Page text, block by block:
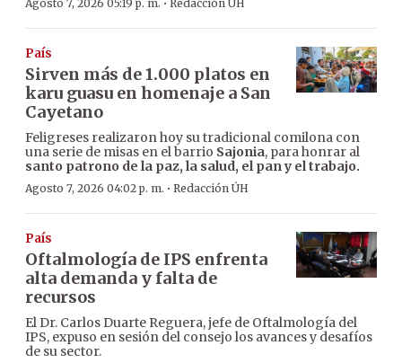
Agosto 7, 2026 05:19 p. m. · Redacción ÚH
País
Sirven más de 1.000 platos en
karu guasu en homenaje a San
Cayetano
Feligreses realizaron hoy su tradicional comilona con
una serie de misas en el barrio Sajonia, para honrar al
santo patrono de la paz, la salud, el pan y el trabajo.
Agosto 7, 2026 04:02 p. m. · Redacción ÚH
País
Oftalmología de IPS enfrenta
alta demanda y falta de
recursos
El Dr. Carlos Duarte Reguera, jefe de Oftalmología del
IPS, expuso en sesión del consejo los avances y desafíos
de su sector.